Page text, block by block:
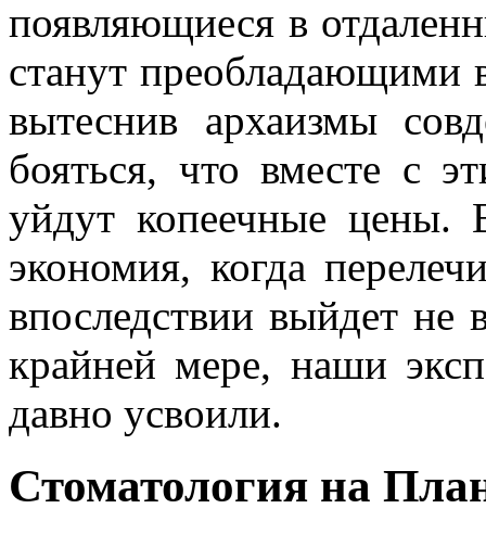
появляющиеся в
станут преобладающими
вытеснив архаизмы
бояться, что вместе с
уйдут копеечные цены.
экономия, когда
впоследствии выйдет
крайней мере, наши
давно усвоили.
Стоматология на